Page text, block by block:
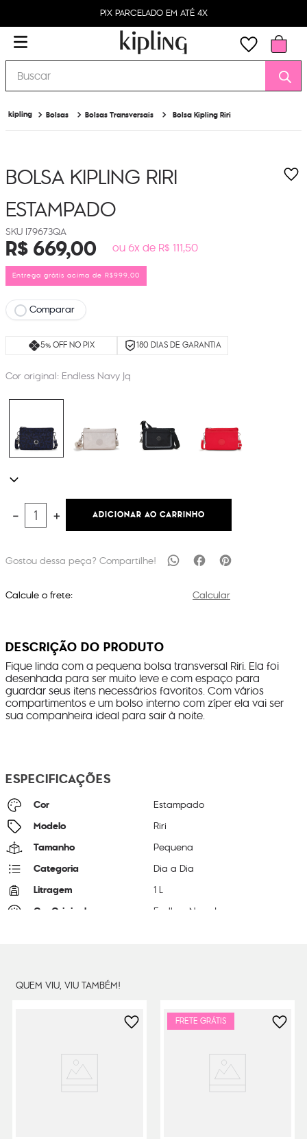
PIX PARCELADO EM ATÉ 4X
Buscar
Bolsas Bolsas Transversais Bolsa Kipling Riri
BOLSA KIPLING RIRI
ESTAMPADO
I79673QA
R$669,00 ou 6x de R$ 111,50
Entrega grátis acima de R$999,00
Comparar
5% OFF NO PIX 180 DIAS DE GARANTIA
Cor original: Endless Navy Jq
＋
－ ADICIONAR AO CARRINHO
Calcule o frete: Calcular
DESCRIÇÃO DO PRODUTO
Fique linda com a pequena bolsa transversal Riri. Ela foi
desenhada para ser muito leve e com espaço para
guardar seus itens necessários favoritos. Com vários
compartimentos e um bolso interno com zíper ela vai ser
sua companheira ideal para sair à noite.
ESPECIFICAÇÕES
Cor Estampado
Modelo Riri
Tamanho Pequena
Categoria Dia a Dia
Litragem 1 L
Cor Original Endless Navy Jq
QUEM VIU, VIU TAMBÉM!
FRETE GRÁTIS